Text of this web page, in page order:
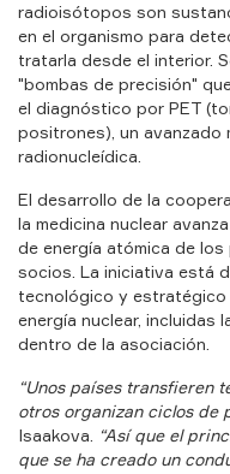
radioisótopos son
en el organismo para
tratarla desde el interior.
"bombas de precisión"
el diagnóstico por PET
positrones), un avanzado
radionucleídica.
El desarrollo de la
la medicina nuclear
de energía atómica de
socios. La iniciativa está
tecnológico y estratégico
energía nuclear, incluidas
dentro de la asociación.
“Unos países transfieren
otros organizan ciclos de
Isaakova.
“Así que el
que se ha creado un